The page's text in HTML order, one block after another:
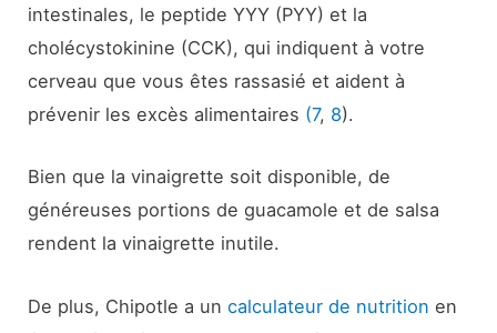
intestinales, le peptide YYY (PYY) et la
cholécystokinine (CCK), qui indiquent à votre
cerveau que vous êtes rassasié et aident à
prévenir les excès alimentaires (7, 8).
Bien que la vinaigrette soit disponible, de
généreuses portions de guacamole et de salsa
rendent la vinaigrette inutile.
De plus, Chipotle a uncalculateur de nutrition en